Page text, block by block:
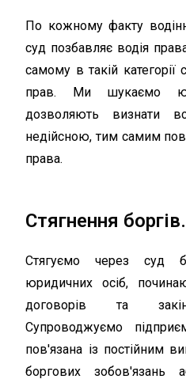
По кожному факту
суд позбавляє водія
самому в такій
прав. Ми шукаємо
дозволяють визнати
недійсною, тим самим
права.
Стягнення боргів.
Стягуємо через суд
юридичних осіб,
договорів та
Супроводжуємо
пов'язана із постійним
боргових зобов'язань